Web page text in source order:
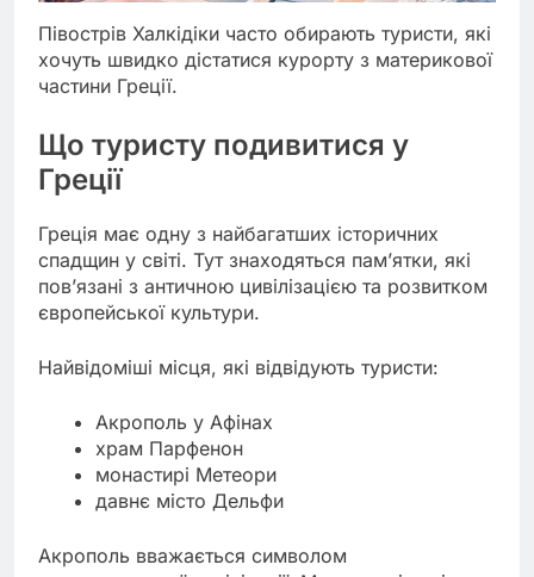
Півострів Халкідіки часто обирають туристи, які
хочуть швидко дістатися курорту з материкової
частини Греції.
Що туристу подивитися у
Греції
Греція має одну з найбагатших історичних
спадщин у світі. Тут знаходяться пам’ятки, які
пов’язані з античною цивілізацією та розвитком
європейської культури.
Найвідоміші місця, які відвідують туристи:
Акрополь у Афінах
храм Парфенон
монастирі Метеори
давнє місто Дельфи
Акрополь вважається символом